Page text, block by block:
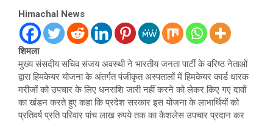
Himachal News
शिमला
मुख्य संसदीय सचिव संजय अवस्थी ने भारतीय जनता पार्टी के वरिष्ठ नेताओं
द्वारा हिमकेयर योजना के अंतर्गत पंजीकृत अस्पतालों में हिमकेयर कार्ड धारक
मरीजों को उपचार के लिए धनराशि जारी नहीं करने को लेकर किए गए दावों
का खंडन करते हुए कहा कि प्रदेश सरकार इस योजना के लाभार्थियों को
प्रतिवर्ष प्रति परिवार पांच लाख रुपये तक का कैशलेस उपचार प्रदान कर